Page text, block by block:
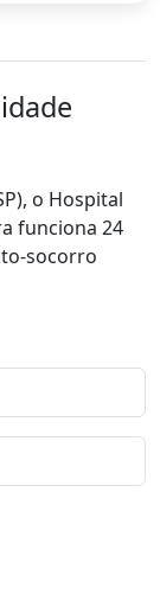
o Hospital
funciona 24
socorro